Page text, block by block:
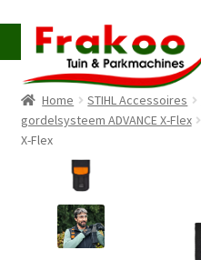
Ga
door
naar
navigatie
Ga
naar
de
inhoudHomepage
Verkoop en Reparatie
Occasions
STIHL
Accessoires
Home STIHL Accessoires
gordelsysteem ADVANCE X-Flex
X-Flex